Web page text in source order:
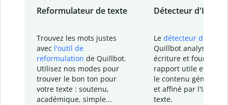
Reformulateur de texte
Trouvez les mots justes
avec l'outil de
reformulation de Quillbot.
Utilisez nos modes pour
trouver le bon ton pour
votre texte : soutenu,
académique, simple...
Détecteur d'IA
Le détecteur d'IA
Quillbot analyse votre
écriture et fournit un
rapport utile et
le contenu généré
et affiné par l'IA
texte.